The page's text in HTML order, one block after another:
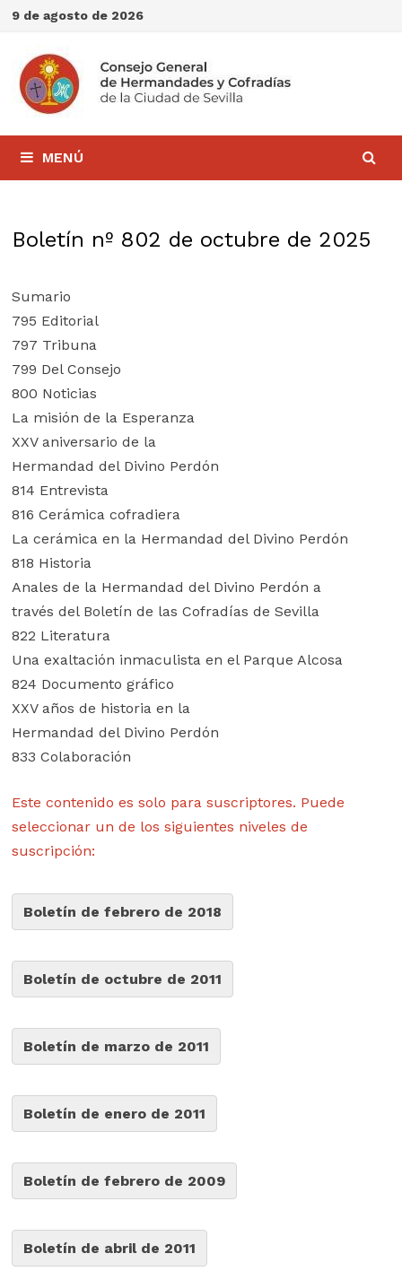
Saltar
contenido
9 de agosto de 2026
MENÚ
Boletín nº 802 de octubre de 2025
Sumario
795 Editorial
797 Tribuna
799 Del Consejo
800 Noticias
La misión de la Esperanza
XXV aniversario de la
Hermandad del Divino Perdón
814 Entrevista
816 Cerámica cofradiera
La cerámica en la Hermandad del Divino Perdón
818 Historia
Anales de la Hermandad del Divino Perdón a
través del Boletín de las Cofradías de Sevilla
822 Literatura
Una exaltación inmaculista en el Parque Alcosa
824 Documento gráfico
XXV años de historia en la
Hermandad del Divino Perdón
833 Colaboración
Este contenido es solo para suscriptores. Puede
seleccionar un de los siguientes niveles de
suscripción:
Boletín de febrero de 2018
Boletín de octubre de 2011
Boletín de marzo de 2011
Boletín de enero de 2011
Boletín de febrero de 2009
Boletín de abril de 2011